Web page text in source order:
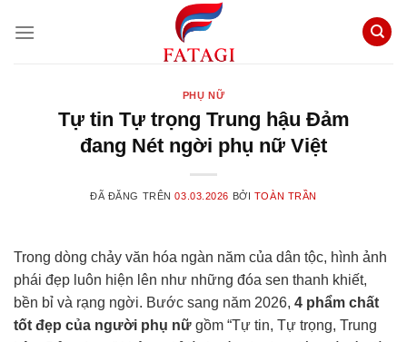
đến
PHỤ NỮ
Tự tin Tự trọng Trung hậu Đảm
đang Nét ngời phụ nữ Việt
ĐÃ ĐĂNG TRÊN03.03.2026 BỞI TOÀN TRẦN
Trong dòng chảy văn hóa ngàn năm của dân tộc, hình ảnh
phái đẹp luôn hiện lên như những đóa sen thanh khiết,
bền bỉ và rạng ngời. Bước sang năm 2026, 4 phẩm chất
tốt đẹp của người phụ nữ gồm “Tự tin, Tự trọng, Trung